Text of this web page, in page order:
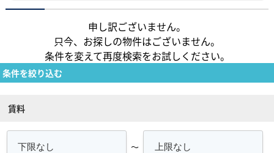
申し訳ございません。
只今、お探しの物件はございません。
条件を変えて再度検索をお試しください。
条件を絞り込む
賃料
～